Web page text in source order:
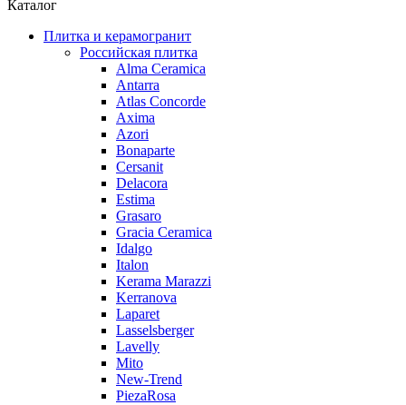
Каталог
Плитка и керамогранит
Российская плитка
Alma Ceramica
Antarra
Atlas Concorde
Axima
Azori
Bonaparte
Cersanit
Delacora
Estima
Grasaro
Graсia Ceramica
Idalgo
Italon
Kerama Marazzi
Kerranova
Laparet
Lasselsberger
Lavelly
Mito
New-Trend
PiezaRosa